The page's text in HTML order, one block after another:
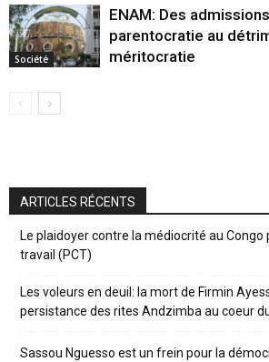
Société
ENAM: Des
parentocratie au
méritocratie
ARTICLES RÉCENTS
Le plaidoyer contre la médiocrité au
travail (PCT)
Les voleurs en deuil: la mort de Firmin
persistance des rites Andzimba au coeur
Sassou Nguesso est un frein pour la